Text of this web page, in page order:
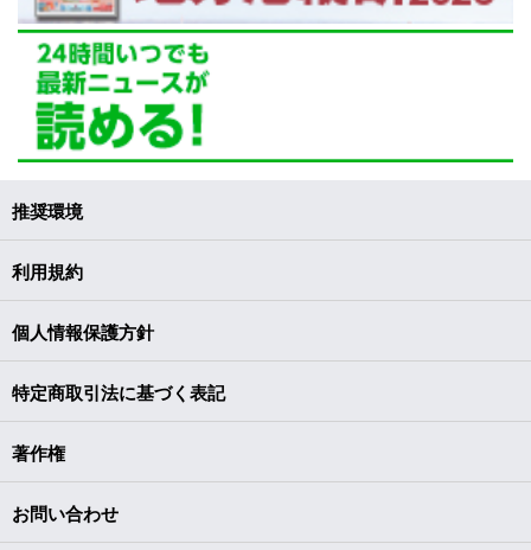
推奨環境
利用規約
個人情報保護方針
特定商取引法に基づく表記
著作権
お問い合わせ